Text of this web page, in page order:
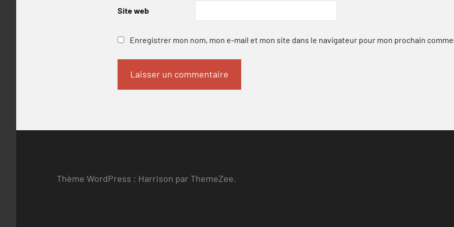
Site web
Enregistrer mon nom, mon e-mail et mon site dans le navigateur pour mon prochain
Thème WordPress : Harrison par ThemeZee.